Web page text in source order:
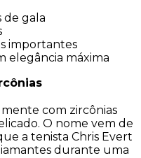
de gala
importantes
elegância máxima
com zircônias
O nome vem de
a tenista Chris Evert
durante uma